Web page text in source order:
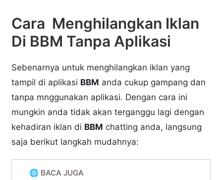
Cara Menghilangkan Iklan
Di BBM Tanpa Aplikasi
Sebenarnya untuk menghilangkan iklan yang
tampil di aplikasi BBM anda cukup gampang dan
tanpa mnggunakan aplikasi. Dengan cara ini
mungkin anda tidak akan terganggu lagi dengan
kehadiran iklan di BBM chatting anda, langsung
saja berikut langkah mudahnya:
🌐 BACA JUGA